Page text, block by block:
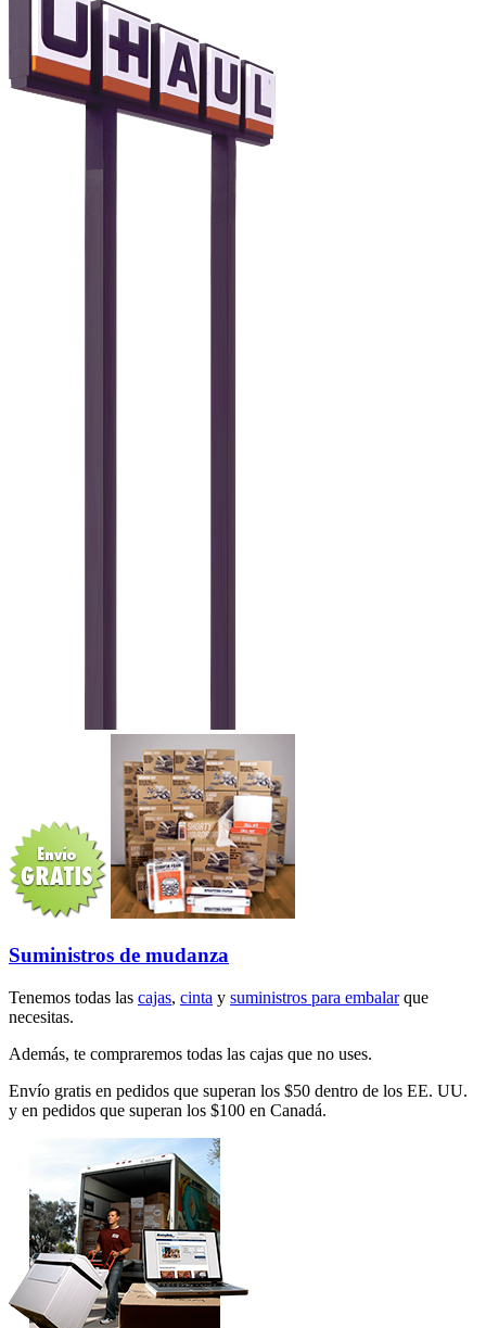
Suministros de mudanza
Tenemos todas las cajas, cinta y suministros para embalarque
necesitas.
Además, te compraremos todas las cajas que no uses.
Envío gratis en pedidos que superan los $50 dentro de los EE. UU.
y en pedidos que superan los $100 en Canadá.